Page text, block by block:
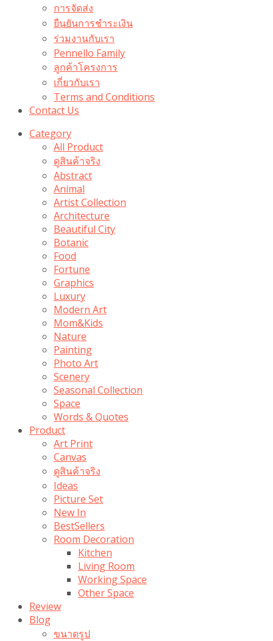
การจัดส่ง
ยืนยันการชำระเงิน
ร่วมงานกับเรา
Pennello Family
ลูกค้าโครงการ
เกี่ยวกับเรา
Terms and Conditions
Contact Us
Category
All Product
ดูสินค้าจริง
Abstract
Animal
Artist Collection
Architecture
Beautiful City
Botanic
Food
Fortune
Graphics
Luxury
Modern Art
Mom&Kids
Nature
Painting
Photo Art
Scenery
Seasonal Collection
Space
Words & Quotes
Product
Art Print
Canvas
ดูสินค้าจริง
Ideas
Picture Set
New In
BestSellers
Room Decoration
Kitchen
Living Room
Working Space
Other Space
Review
Blog
ขนาดรูป